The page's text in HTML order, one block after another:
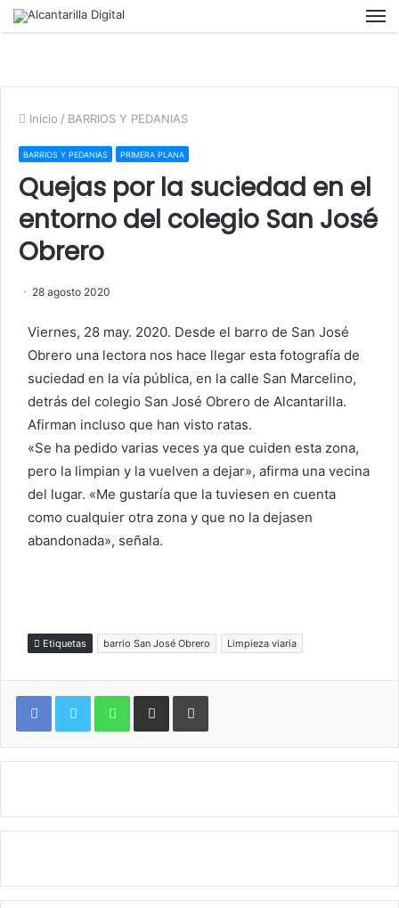
Inicio / BARRIOS Y PEDANIAS
BARRIOS Y PEDANIAS PRIMERA PLANA
Quejas por la suciedad en el
entorno del colegio San José
Obrero
28 agosto 2020
Viernes, 28 may. 2020. Desde el barro de San José
Obrero una lectora nos hace llegar esta fotografía de
suciedad en la vía pública, en la calle San Marcelino,
detrás del colegio San José Obrero de Alcantarilla.
Afirman incluso que han visto ratas.
«Se ha pedido varias veces ya que cuiden esta zona,
pero la limpian y la vuelven a dejar», afirma una vecina
del lugar. «Me gustaría que la tuviesen en cuenta
como cualquier otra zona y que no la dejasen
abandonada», señala.
Etiquetas barrio San José Obrero Limpieza viaria
WhatsAppCompartir por correo electrónicoImprimir